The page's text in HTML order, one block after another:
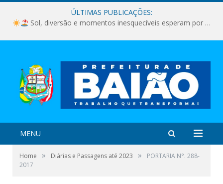
ÚLTIMAS PUBLICAÇÕES:
Sol, diversão e momentos inesquecíveis esperam por você!
MENU
Home » Diárias e Passagens até 2023 »
PORTARIA N°. 288-
2017